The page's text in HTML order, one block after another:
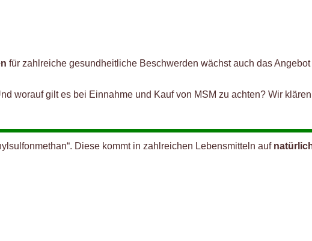
für zahlreiche gesundheitliche Beschwerden wächst auch das
worauf gilt es bei Einnahme und Kauf von MSM zu achten? Wir
Diese kommt in zahlreichen Lebensmitteln auf